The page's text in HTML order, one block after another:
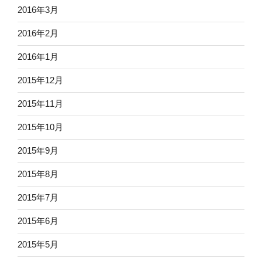
2016年3月
2016年2月
2016年1月
2015年12月
2015年11月
2015年10月
2015年9月
2015年8月
2015年7月
2015年6月
2015年5月